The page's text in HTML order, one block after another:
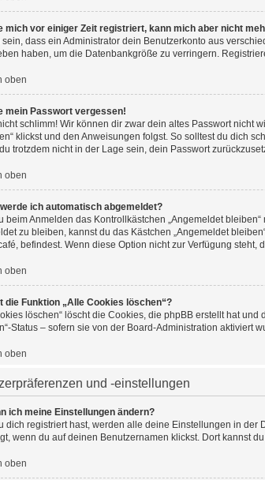
mich vor einiger Zeit registriert, kann mich aber nicht
sein, dass ein Administrator dein Benutzerkonto aus
haben, um die Datenbankgröße zu verringern.
oben
mein Passwort vergessen!
schlimm! Wir können dir zwar dein altes Passwort nicht
klickst und den Anweisungen folgst. So solltest du dich
trotzdem nicht in der Lage sein, dein Passwort
oben
ich automatisch abgemeldet?
beim Anmelden das Kontrollkästchen „Angemeldet
zu bleiben, kannst du das Kästchen „Angemeldet
befindest. Wenn diese Option nicht zur Verfügung
oben
die Funktion „Alle Cookies löschen“?
löschen“ löscht die Cookies, die phpBB erstellt hat
Status – sofern sie von der Board-Administration
oben
und -einstellungen
ich meine Einstellungen ändern?
dich registriert hast, werden alle deine Einstellungen in der
wenn du auf deinen Benutzernamen klickst. Dort kannst
oben